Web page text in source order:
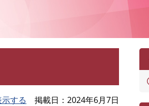
する 掲載日 2024年6月7日